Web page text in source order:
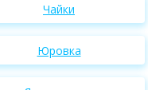
Чайки
Юровка